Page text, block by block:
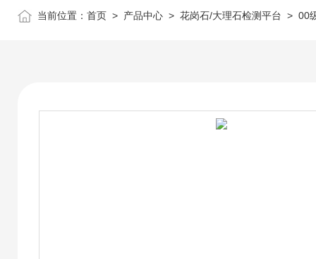
当前位置： 首页 > 产品中心 > 花岗石/大理石检测平台 > 00